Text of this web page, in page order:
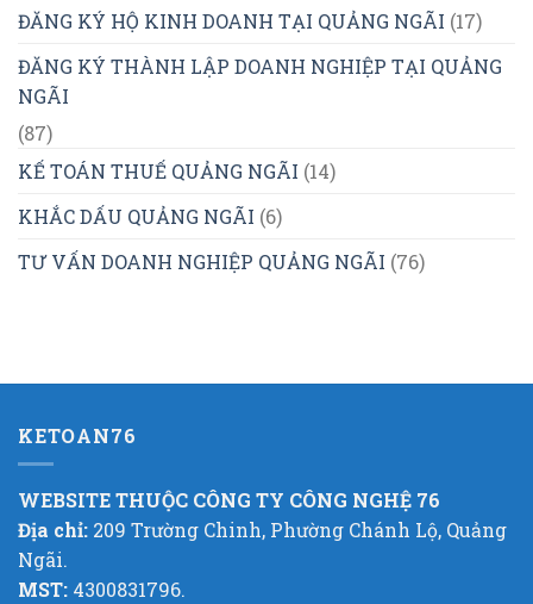
ĐĂNG KÝ HỘ KINH DOANH TẠI QUẢNG NGÃI (17)
ĐĂNG KÝ THÀNH LẬP DOANH NGHIỆP TẠI QUẢNG
NGÃI
(87)
KẾ TOÁN THUẾ QUẢNG NGÃI (14)
KHẮC DẤU QUẢNG NGÃI (6)
TƯ VẤN DOANH NGHIỆP QUẢNG NGÃI (76)
KETOAN76
WEBSITE THUỘC CÔNG TY CÔNG NGHỆ 76
Địa chỉ: 209 Trường Chinh, Phường Chánh Lộ, Quảng
Ngãi.
MST: 4300831796.